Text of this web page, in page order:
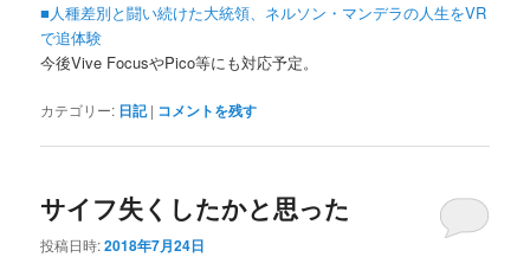
■人種差別と闘い続けた大統領、ネルソン・マンデラの人生をVR
で追体験
今後Vive FocusやPico等にも対応予定。
カテゴリー: 日記 | コメントを残す
サイフ失くしたかと思った
投稿日時:2018年7月24日